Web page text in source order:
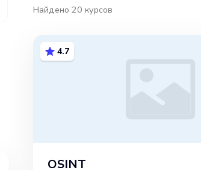
Найдено 20 курсов
4.7
OSINT